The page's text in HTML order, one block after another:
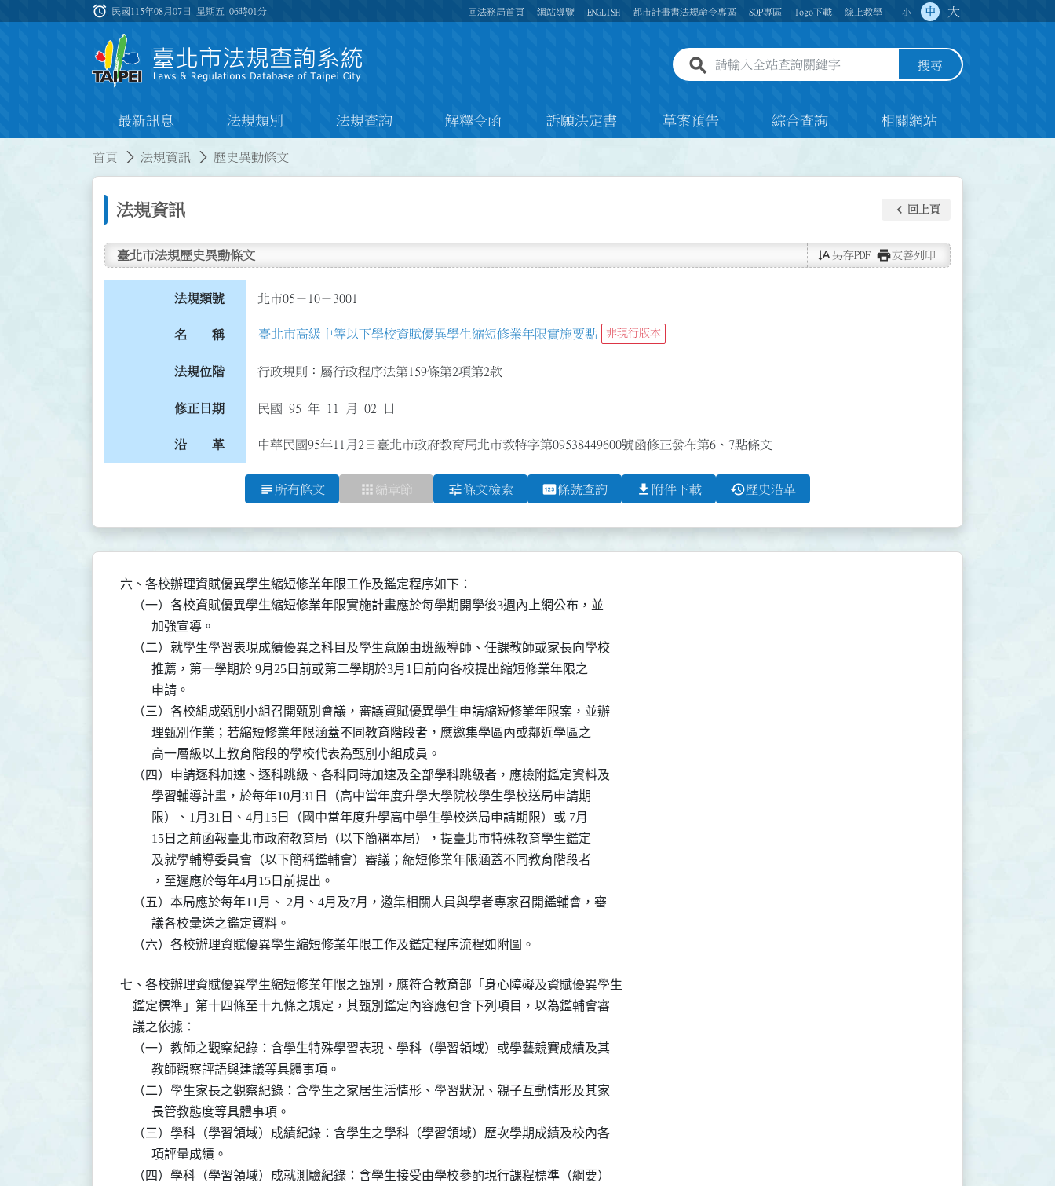
:::
alarm 民國115年08月07日 星期五06時01分 回法務局首頁 網站導覽 ENGLISH 都市計畫書法規命令專區 SOP專區 logo下載 線上教學 小 中 大
全站查詢關鍵字欄位 搜尋
最新訊息 法規類別 法規查詢 解釋令函 訴願決定書 草案預告 綜合查詢 相關網站
首頁 法規資訊 歷史異動條文
法規資訊 keyboard_arrow_left 回上頁
臺北市法規歷史異動條文 text_rotate_vertical 另存PDF print友善列印
法規類號 北市05－10－3001
名 稱 臺北市高級中等以下學校資賦優異學生縮短修業年限實施要點 非現行版本
法規位階 行政規則：屬行政程序法第159條第2項第2款
修正日期 民國 95 年 11 月 02 日
沿 革 中華民國95年11月2日臺北市政府教育局北市教特字第09538449600號函修正發布第6、7點條文
subject 所有條文 apps 編章節 tune條文檢索 pin條號查詢 file_download 附件下載 history歷史沿革
六、各校辦理資賦優異學生縮短修業年限工作及鑑定程序如下：
    （一）各校資賦優異學生縮短修業年限實施計畫應於每學期開學後3週內上網公布，並
          加強宣導。
    （二）就學生學習表現成績優異之科目及學生意願由班級導師、任課教師或家長向學校
          推薦，第一學期於 9月25日前或第二學期於3月1日前向各校提出縮短修業年限之
          申請。
    （三）各校組成甄別小組召開甄別會議，審議資賦優異學生申請縮短修業年限案，並辦
          理甄別作業；若縮短修業年限涵蓋不同教育階段者，應邀集學區內或鄰近學區之
          高一層級以上教育階段的學校代表為甄別小組成員。
    （四）申請逐科加速、逐科跳級、各科同時加速及全部學科跳級者，應檢附鑑定資料及
          學習輔導計畫，於每年10月31日（高中當年度升學大學院校學生學校送局申請期
          限）、1月31日、4月15日（國中當年度升學高中學生學校送局申請期限）或 7月
          15日之前函報臺北市政府教育局（以下簡稱本局），提臺北市特殊教育學生鑑定
          及就學輔導委員會（以下簡稱鑑輔會）審議；縮短修業年限涵蓋不同教育階段者
          ，至遲應於每年4月15日前提出。
    （五）本局應於每年11月、 2月、4月及7月，邀集相關人員與學者專家召開鑑輔會，審
          議各校彙送之鑑定資料。
    （六）各校辦理資賦優異學生縮短修業年限工作及鑑定程序流程如附圖。
七、各校辦理資賦優異學生縮短修業年限之甄別，應符合教育部「身心障礙及資賦優異學生
    鑑定標準」第十四條至十九條之規定，其甄別鑑定內容應包含下列項目，以為鑑輔會審
    議之依據：
    （一）教師之觀察紀錄：含學生特殊學習表現、學科（學習領域）或學藝競賽成績及其
          教師觀察評語與建議等具體事項。
    （二）學生家長之觀察紀錄：含學生之家居生活情形、學習狀況、親子互動情形及其家
          長管教態度等具體事項。
    （三）學科（學習領域）成績紀錄：含學生之學科（學習領域）歷次學期成績及校內各
          項評量成績。
    （四）學科（學習領域）成就測驗紀錄：含學生接受由學校參酌現行課程標準（綱要）